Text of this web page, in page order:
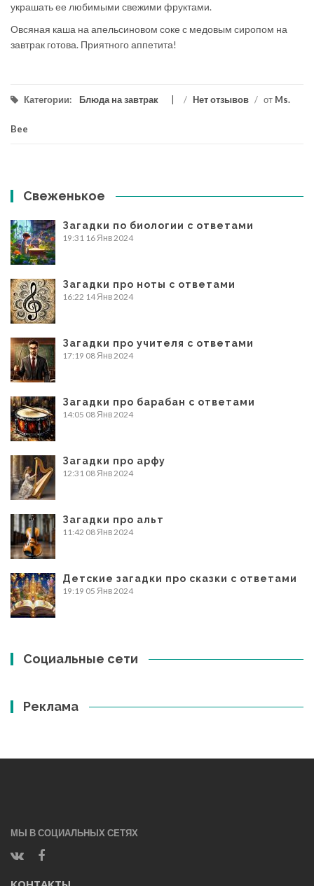
украшать ее любимыми свежими фруктами.
Овсяная каша на апельсиновом соке с медовым сиропом на
завтрак готова. Приятного аппетита!
Категории: Блюда на завтрак / Нет отзывов / от Ms.
Bee
Свеженькое
Загадки по биологии с ответами
19:31 16 Янв 2024
Загадки про ноты с ответами
16:22 14 Янв 2024
Загадки про учителя с ответами
17:19 08 Янв 2024
Загадки про барабан с ответами
14:05 08 Янв 2024
Загадки про арфу
12:31 08 Янв 2024
Загадки про альт
11:42 08 Янв 2024
Детские загадки про сказки с ответами
19:19 05 Янв 2024
Социальные сети
Реклама
МЫ В СОЦИАЛЬНЫХ СЕТЯХ